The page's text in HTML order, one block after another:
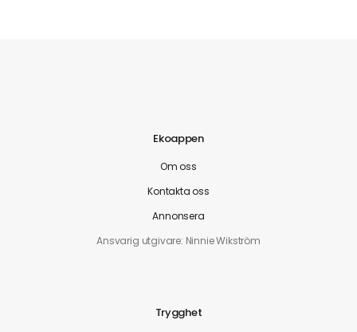
Ekoappen
Om oss
Kontakta oss
Annonsera
Ansvarig utgivare: Ninnie Wikström
Trygghet